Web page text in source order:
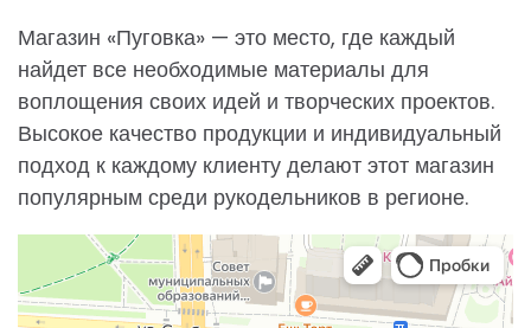
Магазин «Пуговка» — это место, где каждый
найдет все необходимые материалы для
воплощения своих идей и творческих проектов.
Высокое качество продукции и индивидуальный
подход к каждому клиенту делают этот магазин
популярным среди рукодельников в регионе.